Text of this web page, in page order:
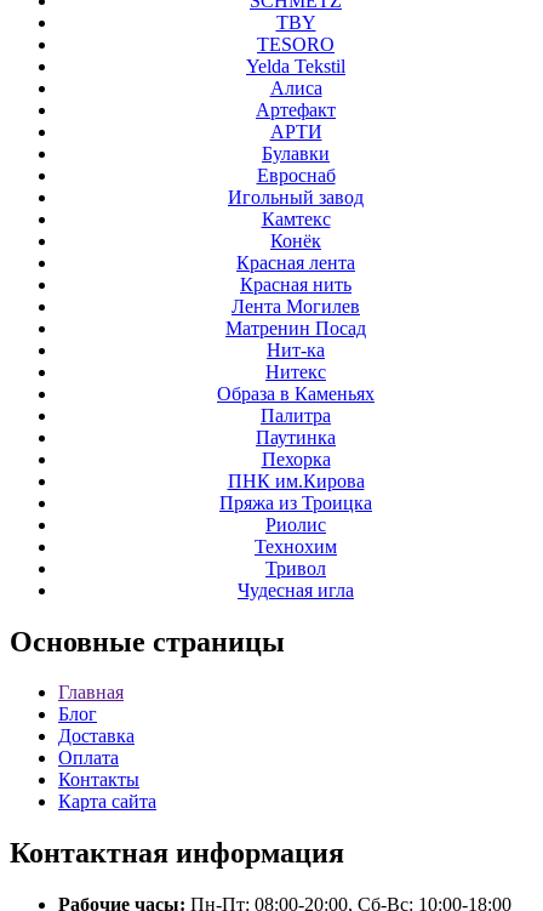
TBY
TESORO
Yelda Tekstil
Алиса
Артефакт
АРТИ
Булавки
Евроснаб
Игольный завод
Камтекс
Конёк
Красная лента
Красная нить
Лента Могилев
Матренин Посад
Нит-ка
Нитекс
Образа в Каменьях
Палитра
Паутинка
Пехорка
ПНК им.Кирова
Пряжа из Троицка
Риолис
Технохим
Тривол
Чудесная игла
Основные страницы
Главная
Блог
Доставка
Оплата
Контакты
Карта сайта
Контактная информация
Рабочие часы: Пн-Пт: 08:00-20:00, Сб-Вс: 10:00-18:00